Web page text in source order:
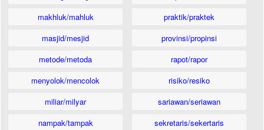
makhluk/mahluk
masjid/mesjid
metode/metoda
menyolok/mencolok
miliar/milyar
nampak/tampak
praktik/praktek
provinsi/propinsi
rapot/rapor
risiko/resiko
sariawan/seriawan
sekretaris/sekertaris